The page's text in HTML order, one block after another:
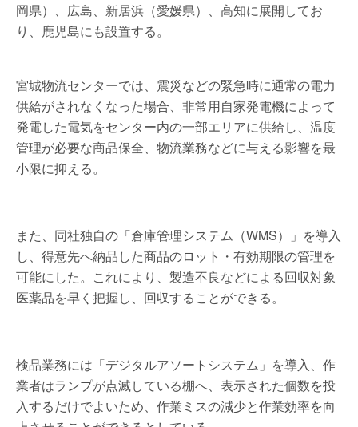
岡県）、広島、新居浜（愛媛県）、高知に展開してお
り、鹿児島にも設置する。
宮城物流センターでは、震災などの緊急時に通常の電力
供給がされなくなった場合、非常用自家発電機によって
発電した電気をセンター内の一部エリアに供給し、温度
管理が必要な商品保全、物流業務などに与える影響を最
小限に抑える。
また、同社独自の「倉庫管理システム（WMS）」を導入
し、得意先へ納品した商品のロット・有効期限の管理を
可能にした。これにより、製造不良などによる回収対象
医薬品を早く把握し、回収することができる。
検品業務には「デジタルアソートシステム」を導入、作
業者はランプが点滅している棚へ、表示された個数を投
入するだけでよいため、作業ミスの減少と作業効率を向